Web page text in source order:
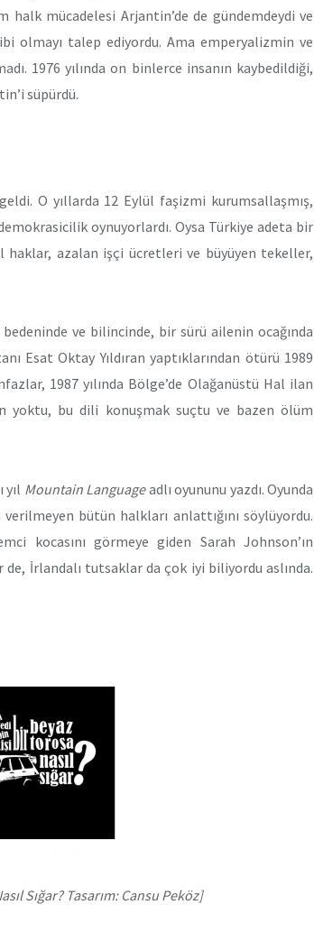
mücadelesi Arjantin’de de gündemdeydi ve
olmayı talep ediyordu. Ama emperyalizmin ve
1976 yılında on binlerce insanın kaybedildiği,
süpürdü.
O yıllarda 12 Eylül faşizmi kurumsallaşmış,
oynuyorlardı. Oysa Türkiye adeta bir
haklar, azalan işçi ücretleri ve büyüyen tekeller,
ve bilincinde, bir sürü ailenin ocağında
Esat Oktay Yıldıran yaptıklarından ötürü 1989
1987 yılında Bölge’de Olağanüstü Hal ilan
yoktu, bu dili konuşmak suçtu ve bazen ölüm
Mountain Languageadlı oyununu yazdı. Oyunda
bütün halkları anlattığını söylüyordu.
kocasını görmeye giden Sarah Johnson’ın
İrlandalı tutsaklar da çok iyi biliyordu aslında.
Sığar? Tasarım: Cansu Peköz]